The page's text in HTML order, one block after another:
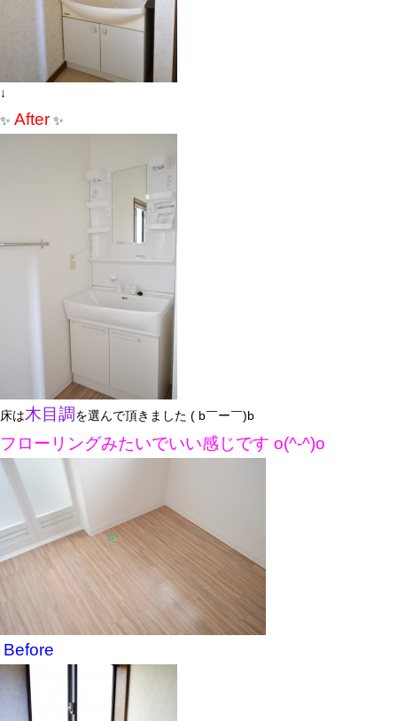
↓
✨ After ✨
床は木目調を選んで頂きました ( b￣ー￣)b
フローリングみたいでいい感じです o(^-^)o
Before